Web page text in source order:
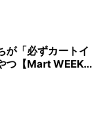
が「必ずカートイ
つ【Mart WEEKE